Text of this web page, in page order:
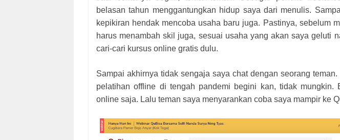
belasan tahun menggantungkan hidup saya dari menulis.
kepikiran hendak mencoba usaha baru juga. Pastinya, sebelum
harus menambah skil juga, sesuai usaha yang akan saya geluti
cari-cari kursus online gratis dulu.
Sampai akhirnya tidak sengaja saya chat dengan seorang
pelatihan offline di tengah pandemi begini kan, tidak mungkin.
online saja. Lalu teman saya menyarankan coba saya mampir ke